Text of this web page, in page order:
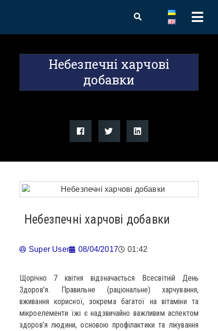
Небезпечні харчові
добавки
Небезпечні харчові добавки
Super User 08/04/2017 01:42
Щорічно 7 квітня відзначається Всесвітній День
Здоров’я. Правильне (раціональне) харчування,
вживання корисної, зокрема багатої на вітаміни та
мікроелементи їжі є надзвичайно важливим аспектом
здоров’я людини, основою профілактики та лікування